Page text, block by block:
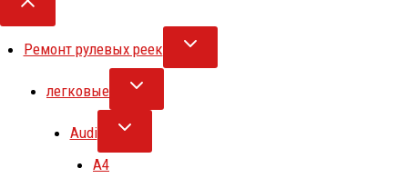
Ремонт рулевых реек
легковые
Audi
A4